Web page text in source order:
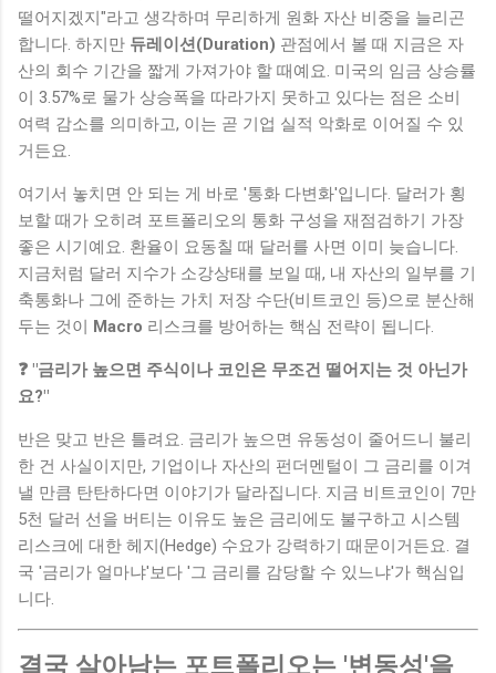
떨어지겠지"라고 생각하며 무리하게 원화 자산 비중을 늘리곤
합니다. 하지만 듀레이션(Duration) 관점에서 볼 때 지금은 자
산의 회수 기간을 짧게 가져가야 할 때예요. 미국의 임금 상승률
이 3.57%로 물가 상승폭을 따라가지 못하고 있다는 점은 소비
여력 감소를 의미하고, 이는 곧 기업 실적 악화로 이어질 수 있
거든요.
여기서 놓치면 안 되는 게 바로 '통화 다변화'입니다. 달러가 횡
보할 때가 오히려 포트폴리오의 통화 구성을 재점검하기 가장
좋은 시기예요. 환율이 요동칠 때 달러를 사면 이미 늦습니다.
지금처럼 달러 지수가 소강상태를 보일 때, 내 자산의 일부를 기
축통화나 그에 준하는 가치 저장 수단(비트코인 등)으로 분산해
두는 것이 Macro 리스크를 방어하는 핵심 전략이 됩니다.
❓ "금리가 높으면 주식이나 코인은 무조건 떨어지는 것 아닌가
요?"
반은 맞고 반은 틀려요. 금리가 높으면 유동성이 줄어드니 불리
한 건 사실이지만, 기업이나 자산의 펀더멘털이 그 금리를 이겨
낼 만큼 탄탄하다면 이야기가 달라집니다. 지금 비트코인이 7만
5천 달러 선을 버티는 이유도 높은 금리에도 불구하고 시스템
리스크에 대한 헤지(Hedge) 수요가 강력하기 때문이거든요. 결
국 '금리가 얼마냐'보다 '그 금리를 감당할 수 있느냐'가 핵심입
니다.
결국 살아남는 포트폴리오는 '변동성'을